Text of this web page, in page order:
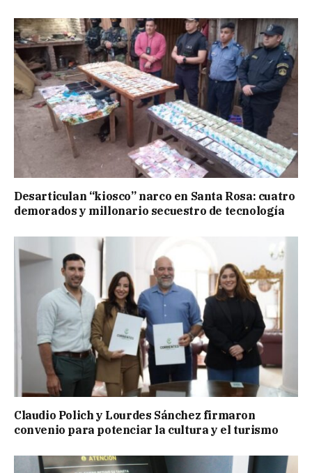
Desarticulan “kiosco” narco en Santa Rosa: cuatro
demorados y millonario secuestro de tecnología
Claudio Polich y Lourdes Sánchez firmaron
convenio para potenciar la cultura y el turismo